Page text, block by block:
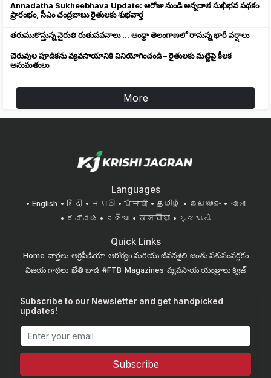
Annadatha Sukheebhava Update: ఆరోజు నుండి అన్నదాత సుఖీభవ పథకం
ప్రారంభం, సీఎం చంద్రబాబు రైతులకు శుభవార్త
తరుముకొస్తున్న నైరుతి రుతుపవనాలు ... ఆంధ్రా తెలంగాణలో రానున్న భారీ వర్షాలు
చెరువుల పూడికను వ్యవసాయానికి వినియోగించండి – రైతులకు మట్టిపై కీలక
అనుమతులు
More
Languages
English हिंदी मराठी ਪੰਜਾਬੀ தமிழ் മലയാളം
বাংলা
ಕನ್ನಡ
ଓଡିଆ অসমীয়া ગુજરાતી
Quick Links
Home వార్తలు అగ్రిపీడియా ఆరోగ్యం మరియు జీవనశైలి జంతు పశుసంవర్ధకం
విజయ గాథలు ఖేతి బాడి #FTB Magazines వ్యవసాయ యంత్రాలు క్విజ్
Subscribe to our Newsletter and get handpicked
updates!
Subscribe